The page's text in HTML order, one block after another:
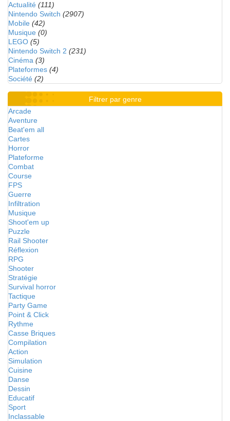
Actualité (111)
Nintendo Switch (2907)
Mobile (42)
Musique (0)
LEGO (5)
Nintendo Switch 2 (231)
Cinéma (3)
Plateformes (4)
Société (2)
Filtrer par genre
Arcade
Aventure
Beat'em all
Cartes
Horror
Plateforme
Combat
Course
FPS
Guerre
Infiltration
Musique
Shoot'em up
Puzzle
Rail Shooter
Réflexion
RPG
Shooter
Stratégie
Survival horror
Tactique
Party Game
Point & Click
Rythme
Casse Briques
Compilation
Action
Simulation
Cuisine
Danse
Dessin
Educatif
Sport
Inclassable